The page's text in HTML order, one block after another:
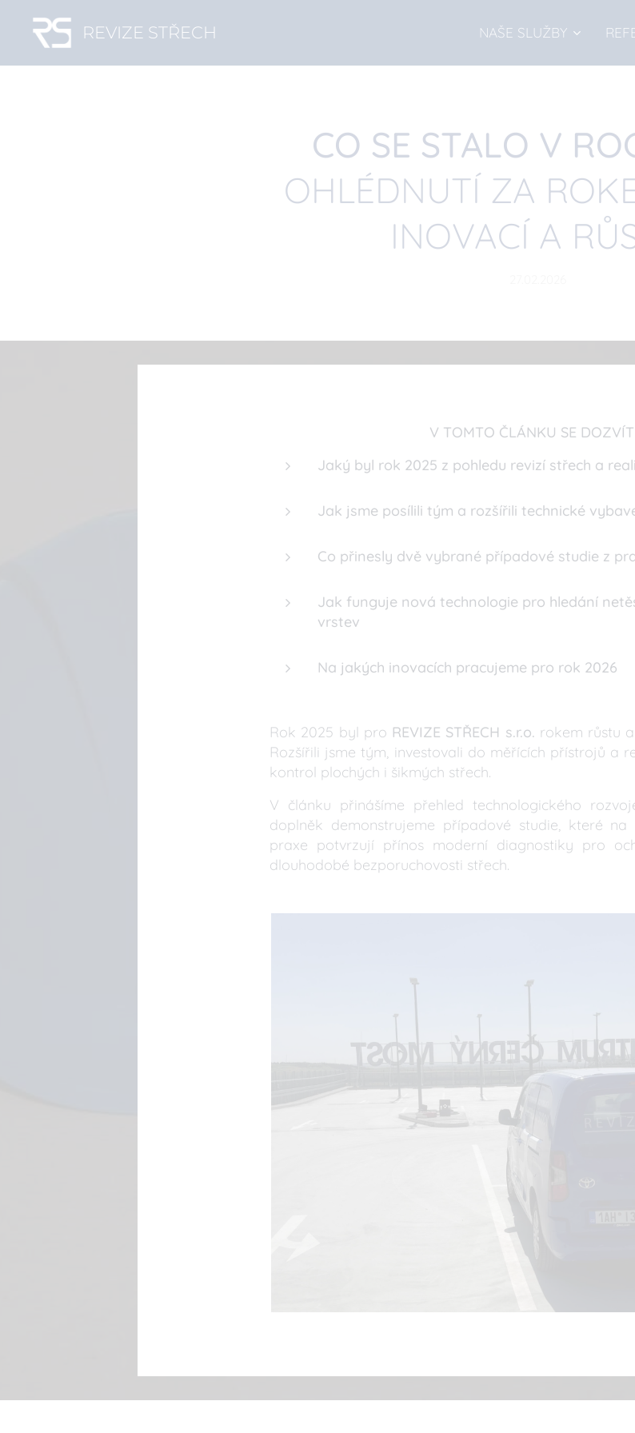
REVIZE STŘECH NAŠE SLUŽBY
CO SE STALO V
OHLÉDNUTÍ ZA
INOVACÍ A
V TOMTO ČLÁNKU SE
Jaký byl rok 2025 z pohledu revizí střech a
Jak jsme posílili tým a rozšířili technické
Co přinesly dvě vybrané případové studie z
Jak funguje nová technologie pro hledání
vrstev
Na jakých inovacích pracujeme pro rok 2026
Rok 2025 byl pro REVIZE STŘECH s.r.o. rokem růstu
Rozšířili jsme tým, investovali do měřících přístrojů a
kontrol plochých i šikmých střech.
V článku přinášíme přehled technologického
doplněk demonstrujeme případové studie, které
praxe potvrzují přínos moderní diagnostiky pro
dlouhodobé bezporuchovosti střech.